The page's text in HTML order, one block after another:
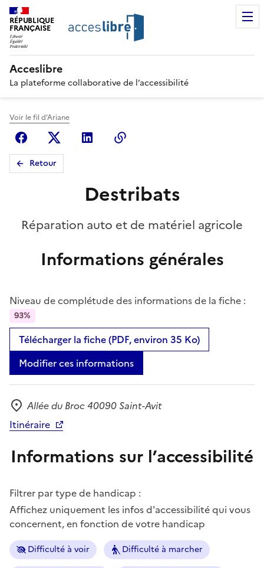
RÉPUBLIQUE
FRANÇAISE
Acceslibre
La plateforme collaborative de l’accessibilité
Voir le fil d'Ariane
FacebookX (anciennement Twitter)
Linkedin
Retour
Destribats
Réparation auto et de matériel agricole
Informations générales
Niveau de complétude des informations de la fiche :
93%
Télécharger la fiche (PDF, environ 35 Ko)
Modifier ces informations
Adresse
Allée du Broc 40090 Saint-Avit
Itinéraire
Informations sur l’accessibilité
Filtrer par type de handicap :
Affichez uniquement les infos d'accessibilité qui vous
concernent, en fonction de votre handicap
Difficulté à voir Difficulté à marcher